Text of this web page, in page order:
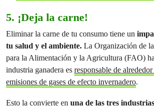
5. ¡Deja la carne!
Eliminar la carne de tu consumo tiene un
tu salud y el ambiente. La Organización de
para la Alimentación y la Agricultura (FAO)
industria ganadera es responsable de
emisiones de gases de efecto invernadero.
Esto la convierte en una de las tres